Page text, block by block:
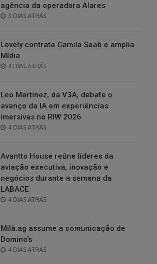
agência da operadora Alares
POSTED
3 DIAS ATRÁS
Lovely contrata Camila Saab e amplia
Mídia
POSTED
4 DIAS ATRÁS
Leo Martinez, da V3A, debate o
avanço da IA em experiências
imersivas no RIW 2026
POSTED
4 DIAS ATRÁS
Avantto House reúne líderes da
aviação executiva, inovação e
negócios durante a semana da
LABACE
POSTED
4 DIAS ATRÁS
Milà.ag assume a comunicação de
Domino’s
POSTED
4 DIAS ATRÁS